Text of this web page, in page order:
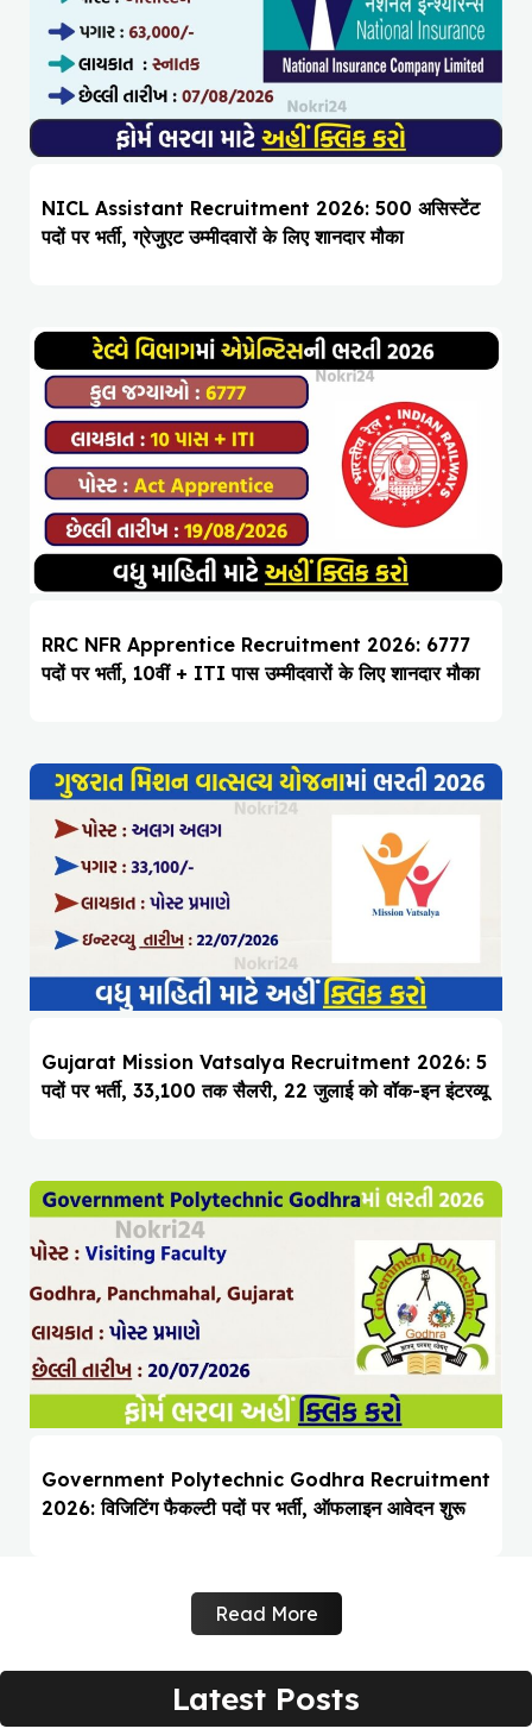
NICL Assistant Recruitment 2026: 500 असिस्टेंट
पदों पर भर्ती, ग्रेजुएट उम्मीदवारों के लिए शानदार मौका
RRC NFR Apprentice Recruitment 2026: 6777
पदों पर भर्ती, 10वीं + ITI पास उम्मीदवारों के लिए शानदार मौका
Gujarat Mission Vatsalya Recruitment 2026: 5
पदों पर भर्ती, ₹33,100 तक सैलरी, 22 जुलाई को वॉक-इन इंटरव्यू
Government Polytechnic Godhra Recruitment
2026: विजिटिंग फैकल्टी पदों पर भर्ती, ऑफलाइन आवेदन शुरू
Read More
Latest Posts